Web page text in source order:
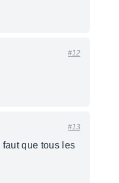
#12
#13
que tous les